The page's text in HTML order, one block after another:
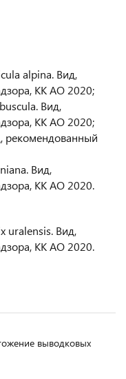
alpina. Вид,
КК АО 2020;
Вид,
КК АО 2020;
рекомендованный
Вид,
КК АО 2020.
uralensis. Вид,
КК АО 2020.
выводковых